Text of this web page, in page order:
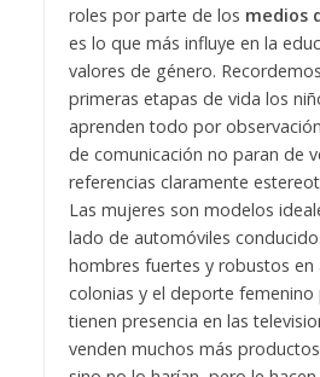
roles por parte de los medios
es lo que más influye en la
valores de género.
primeras etapas de vida los
aprenden todo por
de comunicación no paran de
referencias claramente
Las mujeres son modelos
lado de automóviles
hombres fuertes y robustos en
colonias y el deporte
tienen presencia en las
venden muchos más